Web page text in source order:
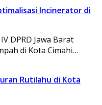
Incinerator di
DPRD Jawa Barat
di Kota Cimahi…
Rutilahu di Kota